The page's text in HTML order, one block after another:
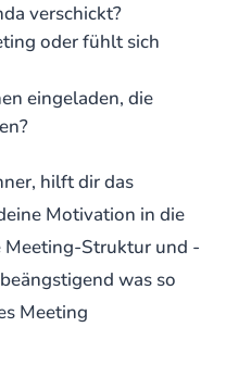
verschickt?
oder fühlt sich
eingeladen, die
hilft dir das
Motivation in die
Meeting-Struktur und -
was so
Meeting